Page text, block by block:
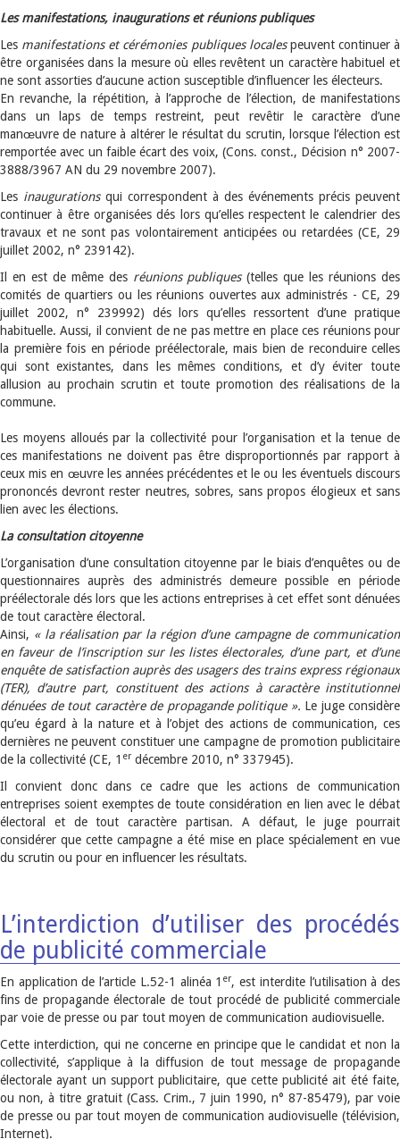
Les manifestations, inaugurations et réunions publiques
Les manifestations et cérémonies publiques localespeuvent continuer à
être organisées dans la mesure où elles revêtent un caractère habituel et
ne sont assorties d’aucune action susceptible d’influencer les électeurs.
En revanche, la répétition, à l’approche de l’élection, de manifestations
dans un laps de temps restreint, peut revêtir le caractère d’une
manœuvre de nature à altérer le résultat du scrutin, lorsque l’élection est
remportée avec un faible écart des voix, (Cons. const., Décision n° 2007-
3888/3967 AN du 29 novembre 2007).
Les inaugurationsqui correspondent à des événements précis peuvent
continuer à être organisées dés lors qu’elles respectent le calendrier des
travaux et ne sont pas volontairement anticipées ou retardées (CE, 29
juillet 2002, n° 239142).
Il en est de même des réunions publiques(telles que les réunions des
comités de quartiers ou les réunions ouvertes aux administrés - CE, 29
juillet 2002, n° 239992) dés lors qu’elles ressortent d’une pratique
habituelle. Aussi, il convient de ne pas mettre en place ces réunions pour
la première fois en période préélectorale, mais bien de reconduire celles
qui sont existantes, dans les mêmes conditions, et d’y éviter toute
allusion au prochain scrutin et toute promotion des réalisations de la
commune.
Les moyens alloués par la collectivité pour l’organisation et la tenue de
ces manifestations ne doivent pas être disproportionnés par rapport à
ceux mis en œuvre les années précédentes et le ou les éventuels discours
prononcés devront rester neutres, sobres, sans propos élogieux et sans
lien avec les élections.
La consultation citoyenne
L’organisation d’une consultation citoyenne par le biais d’enquêtes ou de
questionnaires auprès des administrés demeure possible en période
préélectorale dés lors que les actions entreprises à cet effet sont dénuées
de tout caractère électoral.
Ainsi, « la réalisation par la région d’une campagne de communication
en faveur de l’inscription sur les listes électorales, d’une part, et d’une
enquête de satisfaction auprès des usagers des trains express régionaux
(TER), d’autre part, constituent des actions à caractère institutionnel
dénuées de tout caractère de propagande politique ». Le juge considère
qu’eu égard à la nature et à l’objet des actions de communication, ces
dernières ne peuvent constituer une campagne de promotion publicitaire
de la collectivité (CE, 1 er décembre 2010, n° 337945).
Il convient donc dans ce cadre que les actions de communication
entreprises soient exemptes de toute considération en lien avec le débat
électoral et de tout caractère partisan. A défaut, le juge pourrait
considérer que cette campagne a été mise en place spécialement en vue
du scrutin ou pour en influencer les résultats.
L’interdiction d’utiliser des procédés
de publicité commerciale
En application de l’article L.52-1 alinéa 1 er, est interdite l’utilisation à des
fins de propagande électorale de tout procédé de publicité commerciale
par voie de presse ou par tout moyen de communication audiovisuelle.
Cette interdiction, qui ne concerne en principe que le candidat et non la
collectivité, s’applique à la diffusion de tout message de propagande
électorale ayant un support publicitaire, que cette publicité ait été faite,
ou non, à titre gratuit (Cass. Crim., 7 juin 1990, n° 87-85479), par voie
de presse ou par tout moyen de communication audiovisuelle (télévision,
Internet).